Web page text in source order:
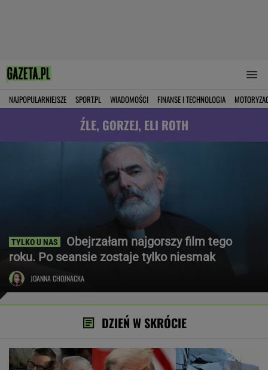
NAJPOPULARNIEJSZE SPORT.PL WIADOMOŚCI FINANSE I TECHNOLOGIA
ŹLE, GORZEJ, ELI ROTH
Obejrzałam najgorszy film tego
roku. Po seansie zostaje tylko niesmak
JOANNA CHOJNACKA
DZIEŃ W SKRÓCIE